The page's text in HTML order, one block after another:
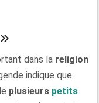
dans la religion
indique que
plusieurs petits